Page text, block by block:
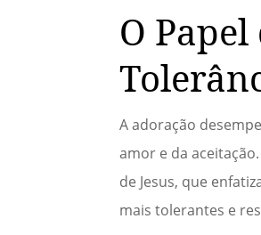
O
A adoração
amor e da
de Jesus, que
mais tolerantes e